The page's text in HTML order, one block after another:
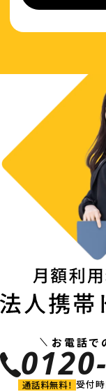
お電話で
通話料無料！ 受付時